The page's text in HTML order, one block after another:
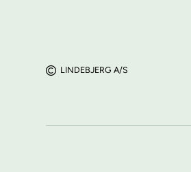
LINDEBJERG A/S